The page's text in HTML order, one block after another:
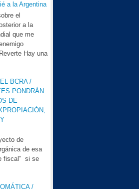
a la Argentina
el
a la
que me
Hay una
BCRA /
PONDRÁN
DE
de
de esa
fiscal” si se
/